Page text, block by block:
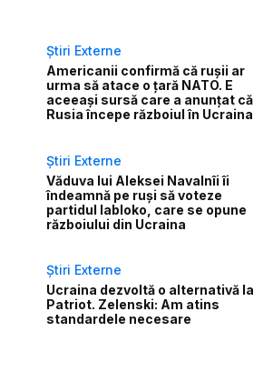
Știri Externe
Americanii confirmă că rușii ar
urma să atace o țară NATO. E
aceeași sursă care a anunțat că
Rusia începe războiul în Ucraina
Știri Externe
Văduva lui Aleksei Navalnîi îi
îndeamnă pe ruși să voteze
partidul Iabloko, care se opune
războiului din Ucraina
Știri Externe
Ucraina dezvoltă o alternativă la
Patriot. Zelenski: Am atins
standardele necesare